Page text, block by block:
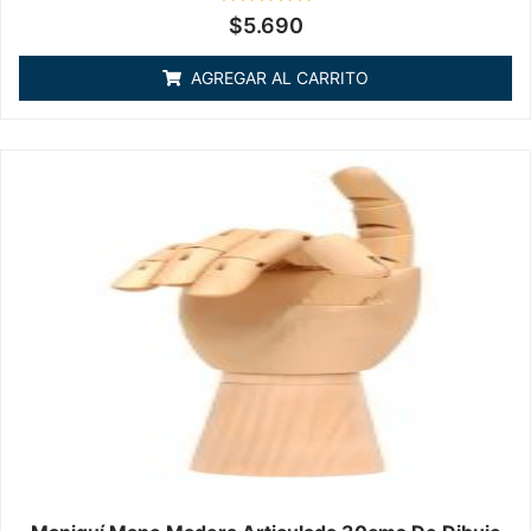
Valorado
en
5
$5.690
AGREGAR AL CARRITO